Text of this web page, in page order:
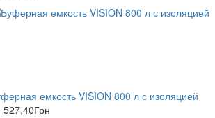
емкость VISION 800 л с изоляцией
527,40Грн